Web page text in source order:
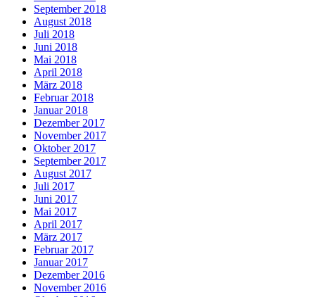
September 2018
August 2018
Juli 2018
Juni 2018
Mai 2018
April 2018
März 2018
Februar 2018
Januar 2018
Dezember 2017
November 2017
Oktober 2017
September 2017
August 2017
Juli 2017
Juni 2017
Mai 2017
April 2017
März 2017
Februar 2017
Januar 2017
Dezember 2016
November 2016